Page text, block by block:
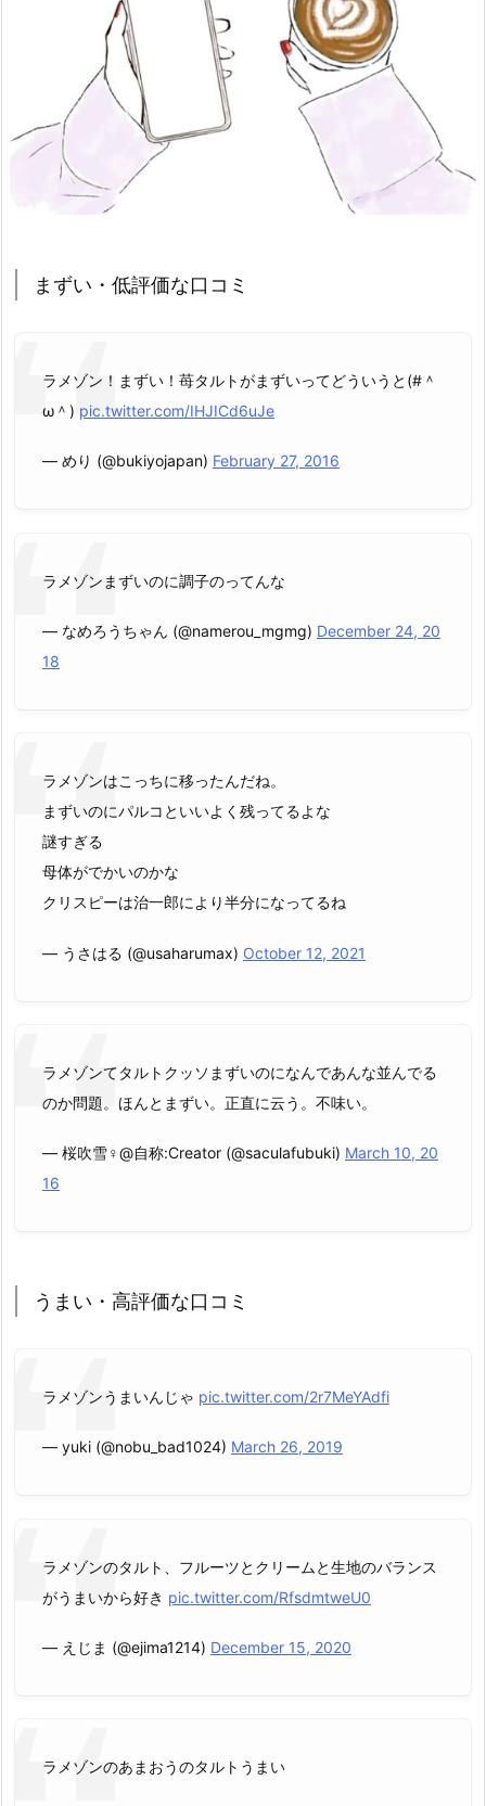
まずい・低評価な口コミ
ラメゾン！まずい！苺タルトがまずいってどういうと(#＾
ω＾) pic.twitter.com/IHJICd6uJe
— めり (@bukiyojapan) February 27, 2016
ラメゾンまずいのに調子のってんな
— なめろうちゃん (@namerou_mgmg) December 24, 20
18
ラメゾンはこっちに移ったんだね。
まずいのにパルコといいよく残ってるよな
謎すぎる
母体がでかいのかな
クリスピーは治一郎により半分になってるね
— うさはる (@usaharumax) October 12, 2021
ラメゾンてタルトクッソまずいのになんであんな並んでる
のか問題。ほんとまずい。正直に云う。不味い。
— 桜吹雪♀@自称:Creator (@saculafubuki) March 10, 20
16
うまい・高評価な口コミ
ラメゾンうまいんじゃ pic.twitter.com/2r7MeYAdfi
— yuki (@nobu_bad1024) March 26, 2019
ラメゾンのタルト、フルーツとクリームと生地のバランス
がうまいから好き pic.twitter.com/RfsdmtweU0
— えじま (@ejima1214) December 15, 2020
ラメゾンのあまおうのタルトうまい